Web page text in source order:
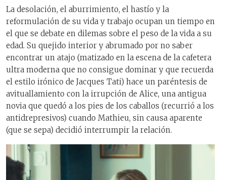
La desolación, el aburrimiento, el hastío y la
reformulación de su vida y trabajo ocupan un tiempo en
el que se debate en dilemas sobre el peso de la vida a su
edad. Su quejido interior y abrumado por no saber
encontrar un atajo (matizado en la escena de la cafetera
ultra moderna que no consigue dominar y que recuerda
el estilo irónico de Jacques Tati) hace un paréntesis de
avituallamiento con la irrupción de Alice, una antigua
novia que quedó a los pies de los caballos (recurrió a los
antidrepresivos) cuando Mathieu, sin causa aparente
(que se sepa) decidió interrumpir la relación.